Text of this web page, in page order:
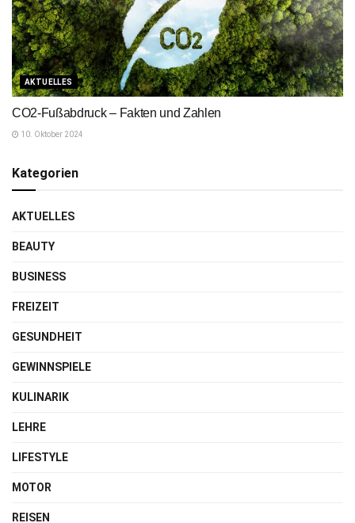
AKTUELLES
CO2-Fußabdruck – Fakten und Zahlen
10. Oktober 2024
Kategorien
AKTUELLES
BEAUTY
BUSINESS
FREIZEIT
GESUNDHEIT
GEWINNSPIELE
KULINARIK
LEHRE
LIFESTYLE
MOTOR
REISEN